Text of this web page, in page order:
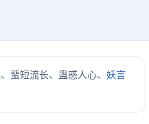
蜚短流长、蛊惑人心、 妖言